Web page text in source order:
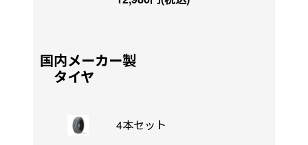
国内メーカー製
タイヤ
4本セット